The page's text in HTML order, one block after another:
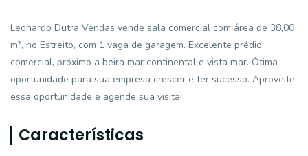
Leonardo Dutra Vendas vende sala comercial com área de 38,00
m², no Estreito, com 1 vaga de garagem. Excelente prédio
comercial, próximo a beira mar continental e vista mar. Ótima
oportunidade para sua empresa crescer e ter sucesso. Aproveite
essa oportunidade e agende sua visita!
Características